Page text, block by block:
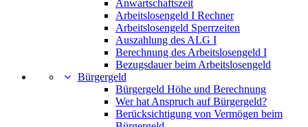
Anwartschaftszeit
Arbeitslosengeld I Rechner
Arbeitslosengeld Sperrzeiten
Auszahlung des ALG I
Berechnung des Arbeitslosengeld I
Bezugsdauer beim Arbeitslosengeld
Bürgergeld
Bürgergeld Höhe und Berechnung
Wer hat Anspruch auf Bürgergeld?
Berücksichtigung von Vermögen beim